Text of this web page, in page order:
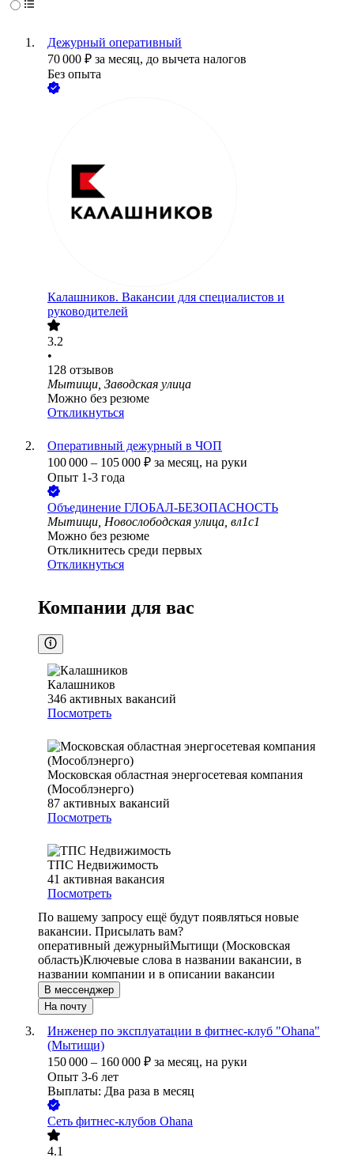
Дежурный оперативный
70 000 ₽ за месяц, до вычета налогов
Без опыта
Калашников. Вакансии для специалистов и
руководителей
3.2
•
128 отзывов
Мытищи, Заводская улица
Можно без резюме
Откликнуться
Оперативный дежурный в ЧОП
100 000 – 105 000 ₽ за месяц, на руки
Опыт 1-3 года
Объединение ГЛОБАЛ-БЕЗОПАСНОСТЬ
Мытищи, Новослободская улица, вл1с1
Можно без резюме
Откликнитесь среди первых
Откликнуться
Компании для вас
Калашников
346 активных вакансий
Посмотреть
Московская областная энергосетевая компания
(Мособлэнерго)
87 активных вакансий
Посмотреть
ТПС Недвижимость
41 активная вакансия
Посмотреть
По вашему запросу ещё будут появляться новые
вакансии. Присылать вам?
оперативный дежурныйМытищи (Московская
область)Ключевые слова в названии вакансии, в
названии компании и в описании вакансии
В мессенджер
На почту
Инженер по эксплуатации в фитнес-клуб "Ohana"
(Мытищи)
150 000 – 160 000 ₽ за месяц, на руки
Опыт 3-6 лет
Выплаты: Два раза в месяц
Сеть фитнес-клубов Ohana
4.1